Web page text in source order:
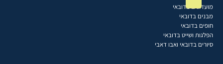
מועדונים בדובאי
מבנים בדובאי
חופים בדובאי
הפלגות ושייט בדובאי
סיורים בדובאי ואבו דאבי